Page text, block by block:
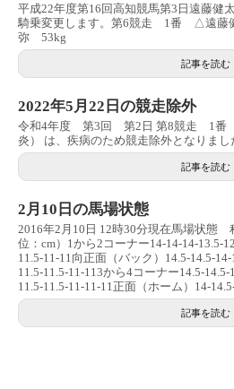
平成22年度第16回高知競馬第3日遠藤健
騎乗変更します。第6競走 1番 △
弥 53kg
記事を読む
2022年5月22日の競走除外
令和4年度 第3回 第2日 第8競走 1番
炎） は、疾病のため競走除外となりまし
記事を読む
2月10日の馬場状態
2016年2月10日 12時30分現在馬場状態
位：cm）1から2コーナー14-14-14-13.5-
11.5-11-11向正面（バック）14.5-14.5-
11.5-11.5-11-113から4コーナー14.5-
11.5-11.5-11-11-11正面（ホーム）14-14.5-
記事を読む